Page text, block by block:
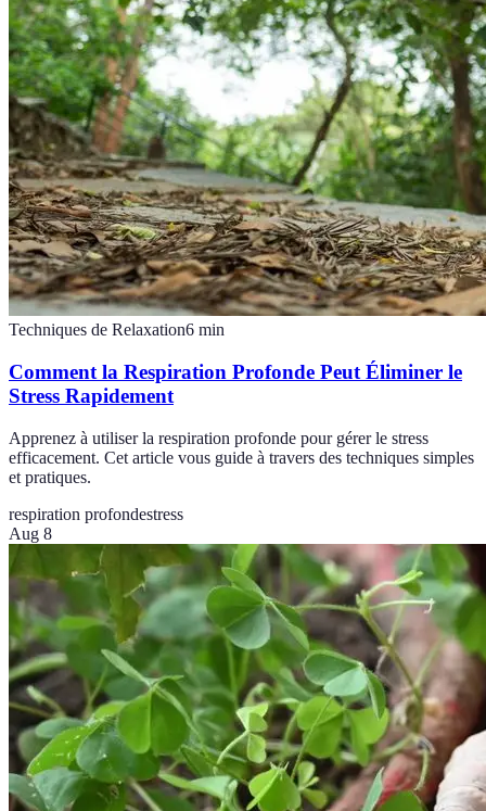
Techniques de Relaxation6 min
Comment la Respiration Profonde Peut Éliminer le
Stress Rapidement
Apprenez à utiliser la respiration profonde pour gérer le stress
efficacement. Cet article vous guide à travers des techniques simples
et pratiques.
respiration profondestress
Aug 8